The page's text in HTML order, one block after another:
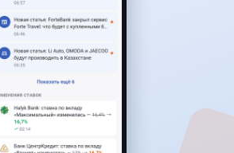
0
4 августа 2026 г., 10:17